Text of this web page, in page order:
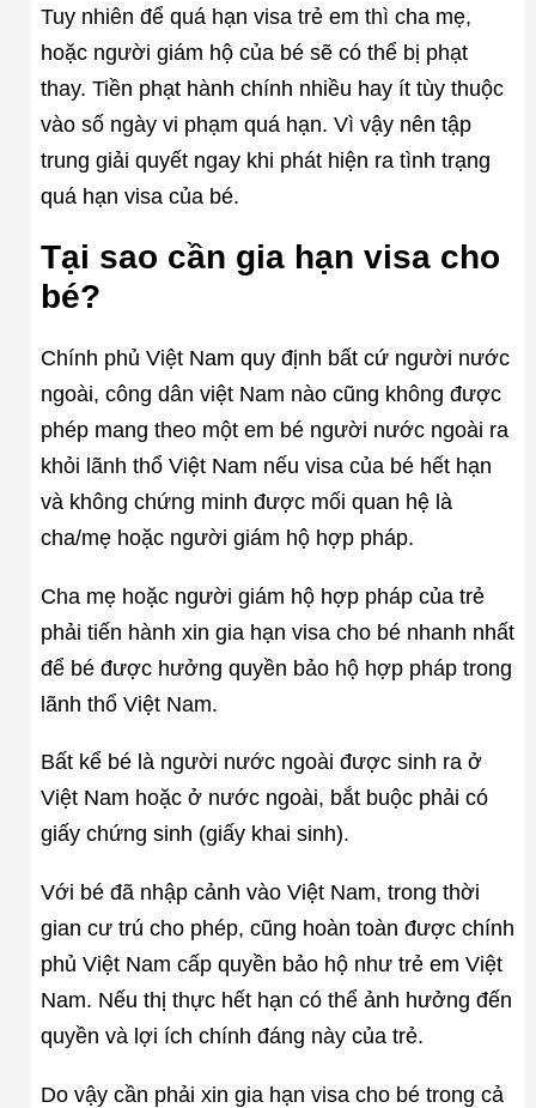
Tuy nhiên để quá hạn visa trẻ em thì cha mẹ,
hoặc người giám hộ của bé sẽ có thể bị phạt
thay. Tiền phạt hành chính nhiều hay ít tùy thuộc
vào số ngày vi phạm quá hạn. Vì vậy nên tập
trung giải quyết ngay khi phát hiện ra tình trạng
quá hạn visa của bé.
Tại sao cần gia hạn visa cho
bé?
Chính phủ Việt Nam quy định bất cứ người nước
ngoài, công dân việt Nam nào cũng không được
phép mang theo một em bé người nước ngoài ra
khỏi lãnh thổ Việt Nam nếu visa của bé hết hạn
và không chứng minh được mối quan hệ là
cha/mẹ hoặc người giám hộ hợp pháp.
Cha mẹ hoặc người giám hộ hợp pháp của trẻ
phải tiến hành xin gia hạn visa cho bé nhanh nhất
để bé được hưởng quyền bảo hộ hợp pháp trong
lãnh thổ Việt Nam.
Bất kể bé là người nước ngoài được sinh ra ở
Việt Nam hoặc ở nước ngoài, bắt buộc phải có
giấy chứng sinh (giấy khai sinh).
Với bé đã nhập cảnh vào Việt Nam, trong thời
gian cư trú cho phép, cũng hoàn toàn được chính
phủ Việt Nam cấp quyền bảo hộ như trẻ em Việt
Nam. Nếu thị thực hết hạn có thể ảnh hưởng đến
quyền và lợi ích chính đáng này của trẻ.
Do vậy cần phải xin gia hạn visa cho bé trong cả